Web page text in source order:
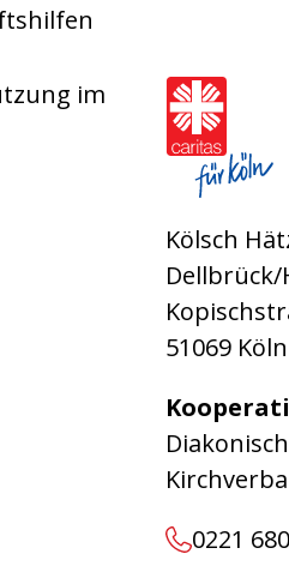
im
Kölsch
Dellbrück/
51069 Köln
0221